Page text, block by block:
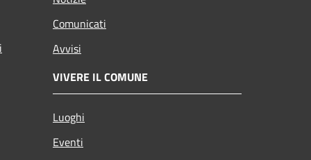
Comunicati
Avvisi
VIVERE IL COMUNE
Luoghi
Eventi